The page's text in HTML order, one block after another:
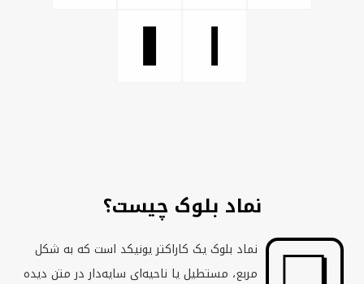
نماد بلوک چیست؟
نماد بلوک یک کاراکتر یونیکد است که به شکل
مربع، مستطیل یا ناحیه‌ای سایه‌دار در متن دیده